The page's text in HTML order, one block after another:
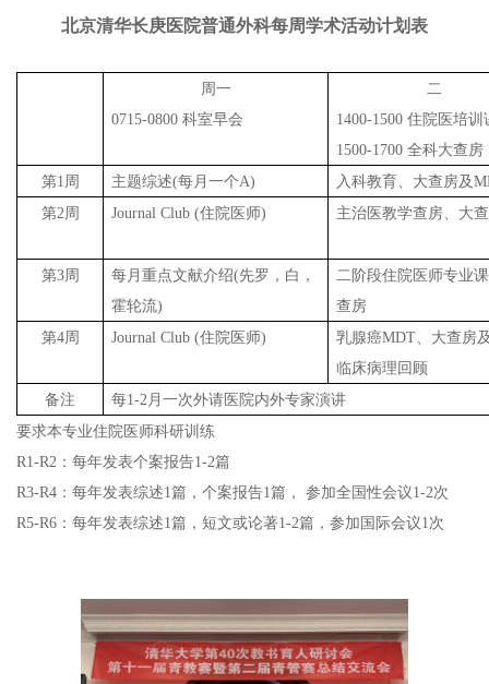
北京清华长庚医院普通外科每周学术活动计划表
周一
0715-0800 科室早会
二
1400-1500 住院医培训
1500-1700 全科大查房
第1周
主题综述(每月一个A) 入科教育、 大查房及
第2周
Journal Club (住院医师) 主治医教学查房、 大
第3周
每月重点文献介绍(先罗，白，
霍轮流)
二阶段住院医师专业
查房
第4周
Journal Club (住院医师) 乳腺癌MDT、 大查房
临床病理回顾
备注
每1-2月一次外请医院内外专家演讲
要求本专业住院医师科研训练
R1-R2：每年发表个案报告1-2篇
R3-R4：每年发表综述1篇，个案报告1篇， 参加全国性会议1-2次
R5-R6：每年发表综述1篇，短文或论著1-2篇，参加国际会议1次